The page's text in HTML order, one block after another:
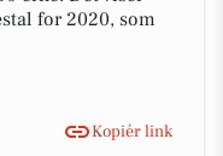
for 2020, som
Kopiér link